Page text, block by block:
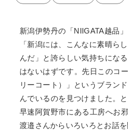
新潟伊勢丹の「NIIGATA越品
「新潟には、こんなに素晴ら
んだ」と誇らしい気持ちにな
はないはずです。先日このコ
リーコート）」というブラン
んでいるのを見つけました。
早速阿賀野市にある工房へお
渡邉さんからいろいろとお話を